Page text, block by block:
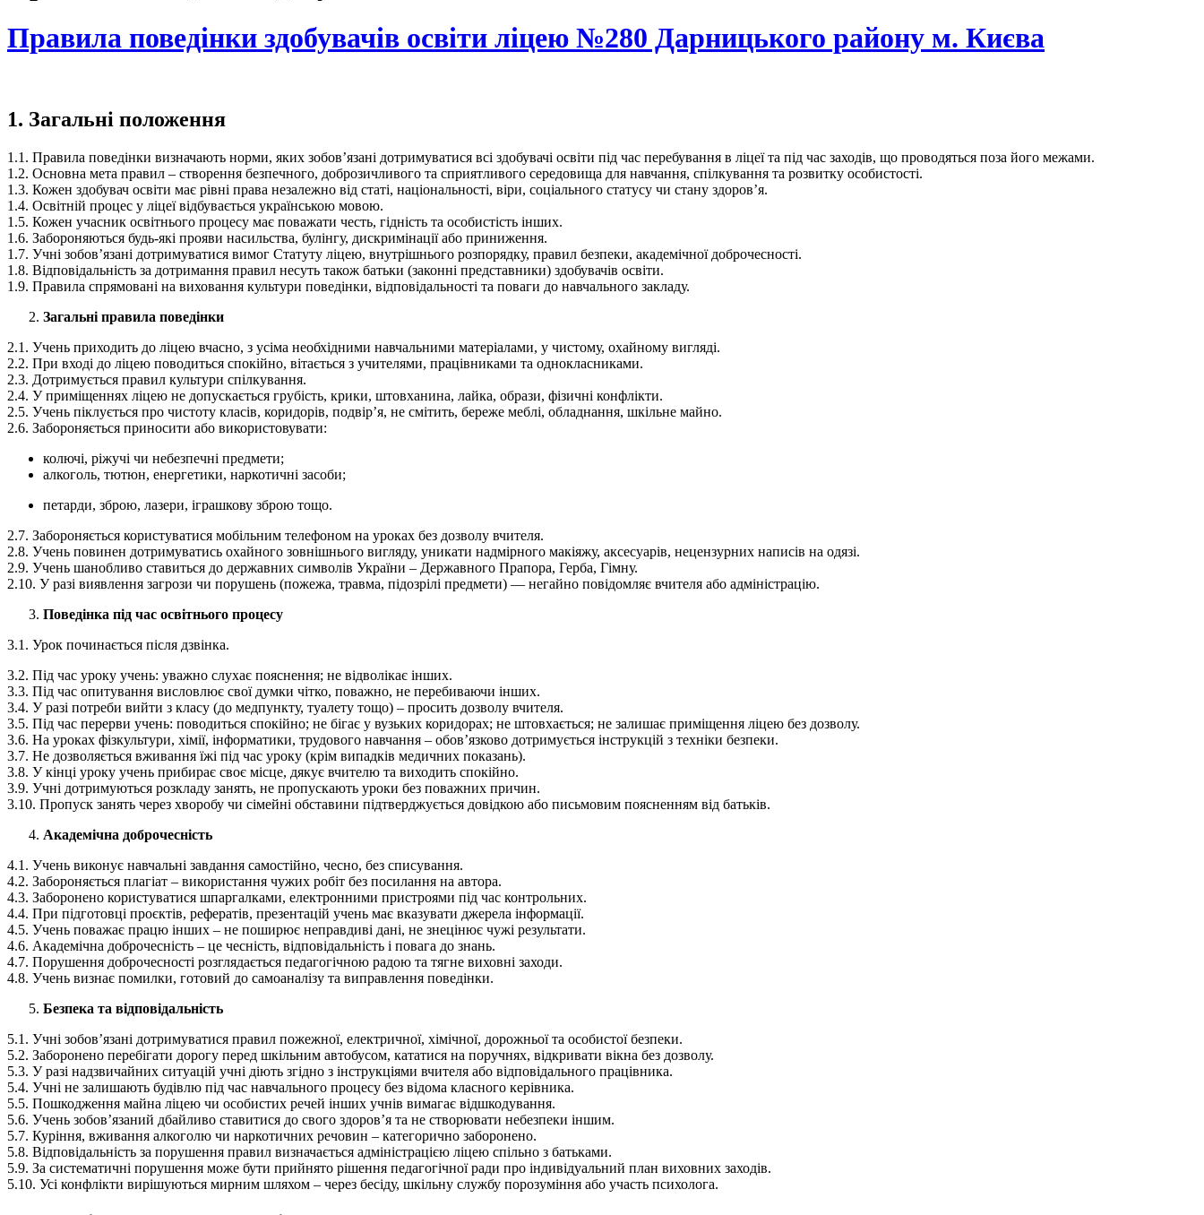
Правила поведінки здобувачів освіти ліцею №280 Дарницького району м. Києва
1. Загальні положення
1.1. Правила поведінки визначають норми, яких зобов’язані дотримуватися всі здобувачі освіти під час перебування в ліцеї та під час заходів, що проводяться поза його межами.
1.2. Основна мета правил – створення безпечного, доброзичливого та сприятливого середовища для навчання, спілкування та розвитку особистості.
1.3. Кожен здобувач освіти має рівні права незалежно від статі, національності, віри, соціального статусу чи стану здоров’я.
1.4. Освітній процес у ліцеї відбувається українською мовою.
1.5. Кожен учасник освітнього процесу має поважати честь, гідність та особистість інших.
1.6. Забороняються будь-які прояви насильства, булінгу, дискримінації або приниження.
1.7. Учні зобов’язані дотримуватися вимог Статуту ліцею, внутрішнього розпорядку, правил безпеки, академічної доброчесності.
1.8. Відповідальність за дотримання правил несуть також батьки (законні представники) здобувачів освіти.
1.9. Правила спрямовані на виховання культури поведінки, відповідальності та поваги до навчального закладу.
Загальні правила поведінки
2.1. Учень приходить до ліцею вчасно, з усіма необхідними навчальними матеріалами, у чистому, охайному вигляді.
2.2. При вході до ліцею поводиться спокійно, вітається з учителями, працівниками та однокласниками.
2.3. Дотримується правил культури спілкування.
2.4. У приміщеннях ліцею не допускається грубість, крики, штовханина, лайка, образи, фізичні конфлікти.
2.5. Учень піклується про чистоту класів, коридорів, подвір’я, не смітить, береже меблі, обладнання, шкільне майно.
2.6. Забороняється приносити або використовувати:
колючі, ріжучі чи небезпечні предмети;
алкоголь, тютюн, енергетики, наркотичні засоби;
петарди, зброю, лазери, іграшкову зброю тощо.
2.7. Забороняється користуватися мобільним телефоном на уроках без дозволу вчителя.
2.8. Учень повинен дотримуватись охайного зовнішнього вигляду, уникати надмірного макіяжу, аксесуарів, нецензурних написів на одязі.
2.9. Учень шанобливо ставиться до державних символів України – Державного Прапора, Герба, Гімну.
2.10. У разі виявлення загрози чи порушень (пожежа, травма, підозрілі предмети) — негайно повідомляє вчителя або адміністрацію.
Поведінка під час освітнього процесу
3.1. Урок починається після дзвінка.
3.2. Під час уроку учень: уважно слухає пояснення; не відволікає інших.
3.3. Під час опитування висловлює свої думки чітко, поважно, не перебиваючи інших.
3.4. У разі потреби вийти з класу (до медпункту, туалету тощо) – просить дозволу вчителя.
3.5. Під час перерви учень: поводиться спокійно; не бігає у вузьких коридорах; не штовхається; не залишає приміщення ліцею без дозволу.
3.6. На уроках фізкультури, хімії, інформатики, трудового навчання – обов’язково дотримується інструкцій з техніки безпеки.
3.7. Не дозволяється вживання їжі під час уроку (крім випадків медичних показань).
3.8. У кінці уроку учень прибирає своє місце, дякує вчителю та виходить спокійно.
3.9. Учні дотримуються розкладу занять, не пропускають уроки без поважних причин.
3.10. Пропуск занять через хворобу чи сімейні обставини підтверджується довідкою або письмовим поясненням від батьків.
Академічна доброчесність
4.1. Учень виконує навчальні завдання самостійно, чесно, без списування.
4.2. Забороняється плагіат – використання чужих робіт без посилання на автора.
4.3. Заборонено користуватися шпаргалками, електронними пристроями під час контрольних.
4.4. При підготовці проєктів, рефератів, презентацій учень має вказувати джерела інформації.
4.5. Учень поважає працю інших – не поширює неправдиві дані, не знецінює чужі результати.
4.6. Академічна доброчесність – це чесність, відповідальність і повага до знань.
4.7. Порушення доброчесності розглядається педагогічною радою та тягне виховні заходи.
4.8. Учень визнає помилки, готовий до самоаналізу та виправлення поведінки.
Безпека та відповідальність
5.1. Учні зобов’язані дотримуватися правил пожежної, електричної, хімічної, дорожньої та особистої безпеки.
5.2. Заборонено перебігати дорогу перед шкільним автобусом, кататися на поручнях, відкривати вікна без дозволу.
5.3. У разі надзвичайних ситуацій учні діють згідно з інструкціями вчителя або відповідального працівника.
5.4. Учні не залишають будівлю під час навчального процесу без відома класного керівника.
5.5. Пошкодження майна ліцею чи особистих речей інших учнів вимагає відшкодування.
5.6. Учень зобов’язаний дбайливо ставитися до свого здоров’я та не створювати небезпеки іншим.
5.7. Куріння, вживання алкоголю чи наркотичних речовин – категорично заборонено.
5.8. Відповідальність за порушення правил визначається адміністрацією ліцею спільно з батьками.
5.9. За систематичні порушення може бути прийнято рішення педагогічної ради про індивідуальний план виховних заходів.
5.10. Усі конфлікти вирішуються мирним шляхом – через бесіду, шкільну службу порозуміння або участь психолога.